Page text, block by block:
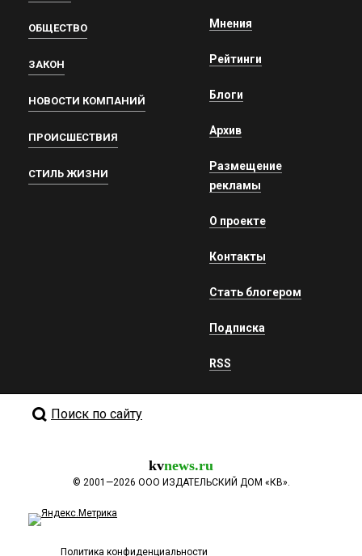
ОБЩЕСТВО
ЗАКОН
НОВОСТИ КОМПАНИЙ
ПРОИСШЕСТВИЯ
СТИЛЬ ЖИЗНИ
Мнения
Рейтинги
Блоги
Архив
Размещение
рекламы
О проекте
Контакты
Стать блогером
Подписка
RSS
Поиск по сайту
kvnews.ru
© 2001—2026 ООО ИЗДАТЕЛЬСКИЙ ДОМ «КВ».
Политика конфиденциальности